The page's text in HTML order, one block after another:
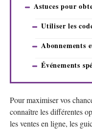
Astuces pour
Utiliser les
Abonnements
Événements
Pour maximiser vos
connaître les différentes
les ventes en ligne, les